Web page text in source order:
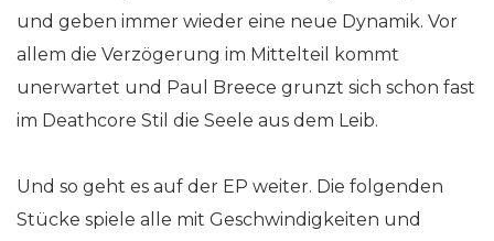
und geben immer wieder eine neue Dynamik. Vor
allem die Verzögerung im Mittelteil kommt
unerwartet und Paul Breece grunzt sich schon fast
im Deathcore Stil die Seele aus dem Leib.
Und so geht es auf der EP weiter. Die folgenden
Stücke spiele alle mit Geschwindigkeiten und